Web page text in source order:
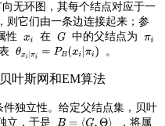
无环图，其每个结点对应于一
则它们由一条边连接起来；参
性 在
中的父结点为
。
独立性。给定父结点集，贝叶
立，于是
，将属